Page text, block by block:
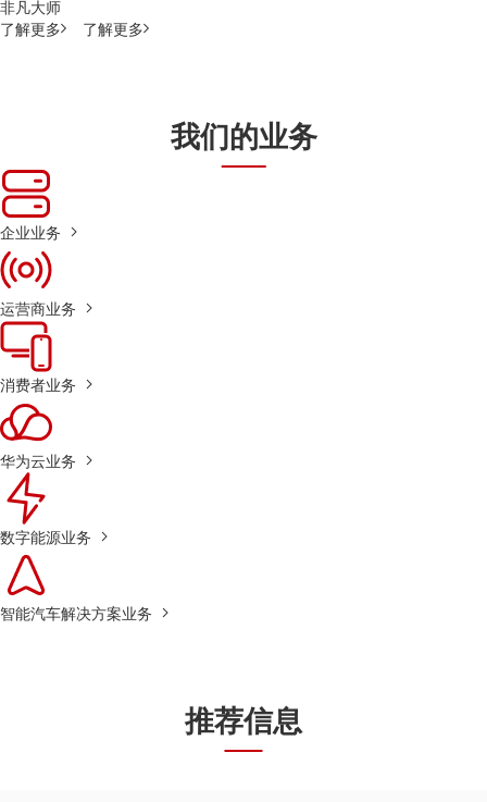
非凡大师
了解更多
了解更多
我们的业务
企业业务
运营商业务
消费者业务
华为云业务
数字能源业务
智能汽车解决方案业务
推荐信息